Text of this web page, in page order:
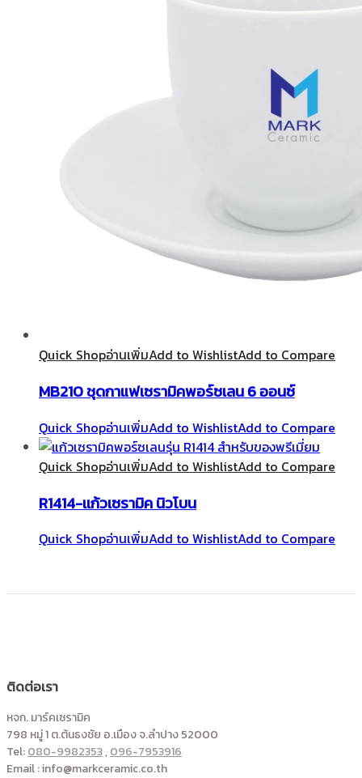
Quick Shopอ่านเพิ่มAdd to WishlistAdd to Compare
MB210 ชุดกาแฟเซรามิคพอร์ซเลน 6 ออนซ์
Quick Shopอ่านเพิ่มAdd to WishlistAdd to Compare
Quick Shopอ่านเพิ่มAdd to WishlistAdd to Compare
R1414-เเก้วเซรามิค นิวโบน
Quick Shopอ่านเพิ่มAdd to WishlistAdd to Compare
ติดต่อเรา
หจก. มาร์คเซรามิค
798 หมู่ 1 ต.ต้นธงชัย อ.เมือง จ.ลำปาง 52000
Tel:080-9982353,096-7953916
Email : info@markceramic.co.th